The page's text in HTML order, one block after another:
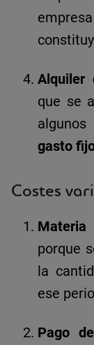
Alquiler
que se
gasto
Costes
Materia
porque
la
ese
Pago